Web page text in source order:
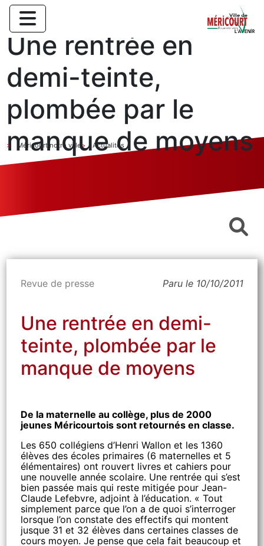
Une rentrée en
demi-teinte,
plombée par le
manque de moyens
Méricourt notre ville Actualités
Revue de presse Paru le 10/10/2011
Une rentrée en demi-
teinte, plombée par le
manque de moyens
De la maternelle au collège, plus de 2000
jeunes Méricourtois sont retournés en classe.
Les 650 collégiens d’Henri Wallon et les 1360
élèves des écoles primaires (6 maternelles et 5
élémentaires) ont rouvert livres et cahiers pour
une nouvelle année scolaire. Une rentrée qui s’est
bien passée mais qui reste mitigée pour Jean-
Claude Lefebvre, adjoint à l’éducation. « Tout
simplement parce que l’on a de quoi s’interroger
lorsque l’on constate des effectifs qui montent
jusque 31 et 32 élèves dans certaines classes de
cours moyen. Je pense que cela fait beaucoup et